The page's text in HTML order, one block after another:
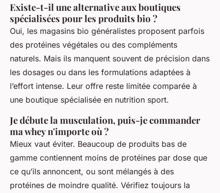
Existe-t-il une alternative aux boutiques
spécialisées pour les produits bio ?
Oui, les magasins bio généralistes proposent parfois
des protéines végétales ou des compléments
naturels. Mais ils manquent souvent de précision dans
les dosages ou dans les formulations adaptées à
l’effort intense. Leur offre reste limitée comparée à
une boutique spécialisée en nutrition sport.
Je débute la musculation, puis-je commander
ma whey n'importe où ?
Mieux vaut éviter. Beaucoup de produits bas de
gamme contiennent moins de protéines par dose que
ce qu’ils annoncent, ou sont mélangés à des
protéines de moindre qualité. Vérifiez toujours la